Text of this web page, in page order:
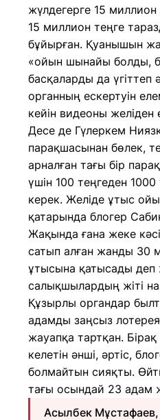
жүлдегерге 15
15 миллион теңге
бұйырған. Қуанышын
«ойын шынайы болды,
басқаларды да үгіттеп
органның ескертуін
кейін видеоны желіден
Десе де Гүлеркем
парақшасынан бөлек,
арналған тағы бір
үшін 100 теңгеден 1000
керек. Желіде ұтыс
қатарында блогер
Жақында ғана жеке
сатып алған жанды 30
ұтысына қатысады деп
салықшылардың жіті
Құзырлы органдар
адамды заңсыз
жауапқа тартқан. Бірақ
келетін әнші, әртіс,
болмайтын сияқты.
тағы осындай 23 адам
Асылбек